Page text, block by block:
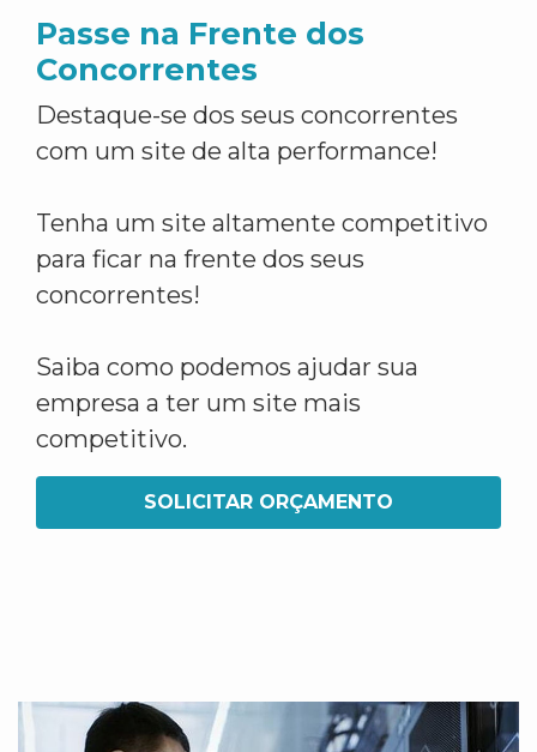
Passe na Frente dos
Concorrentes
Destaque-se dos seus concorrentes
com um site de alta performance!
Tenha um site altamente competitivo
para ficar na frente dos seus
concorrentes!
Saiba como podemos ajudar sua
empresa a ter um site mais
competitivo.
SOLICITAR ORÇAMENTO